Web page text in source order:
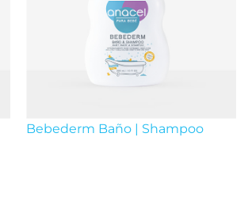
Bebederm Baño | Shampoo